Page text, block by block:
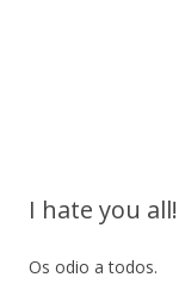
I hate you all!
Os odio a todos.